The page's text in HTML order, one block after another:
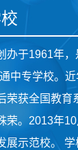
办于1961年
中专学校。
荣获全国教育
荣。2013年
展示范校。